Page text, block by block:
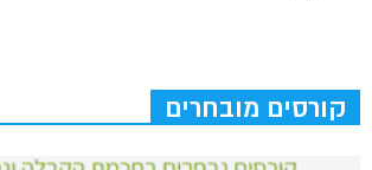
קורסים מובחרים